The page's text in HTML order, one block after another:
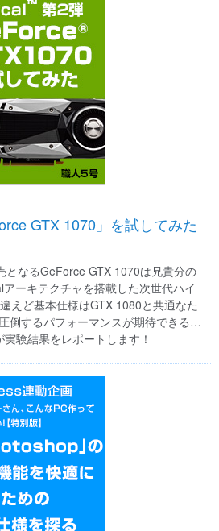
GTX 1070」を試してみた
となるGeForce GTX 1070は兄貴分の
ーキテクチャを搭載した次世代ハイ
えど基本仕様はGTX 1080と共通なた
倒するパフォーマンスが期待できる…
験結果をレポートします！